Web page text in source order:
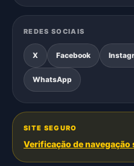
REDES SOCIAIS
X Facebook
WhatsApp
SITE SEGURO
Verificação de navegação